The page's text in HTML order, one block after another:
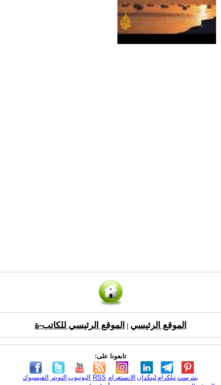
الموقع الرئيسي الموقع الرئيسي للكاتب-ة
تابعونا على:
الفيسبوك التويتر اليوتيوب RSS الانستغرام لينكدإن تيلكرامبنترست